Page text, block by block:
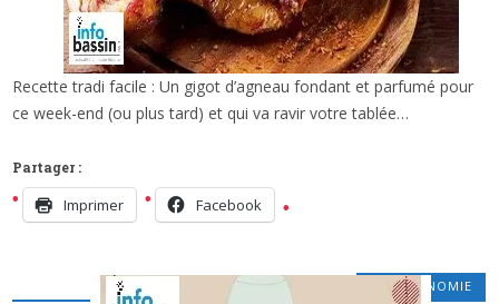
RECETTE DE PÂQUES (OU APRÈS): GIGOT
D’AGNEAU AU FOUR (FONDANT…)
x
Recette tradi facile : Un gigot d’agneau fondant et parfumé pour
ce week-end (ou plus tard) et qui va ravir votre tablée…
Partager :
Imprimer Facebook
GASTRONOMIE